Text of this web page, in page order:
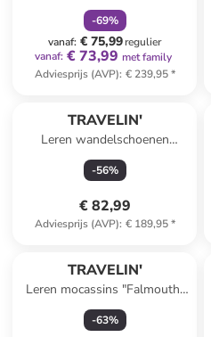
lichtbruin
-69%
vanaf: € 75,99regulier
vanaf: € 73,99 met family
Adviesprijs (AVP): € 239,95*
TRAVELIN'
Leren wandelschoenen
"Praesto" donkerblauw
-56%
€ 82,99
Adviesprijs (AVP): € 189,95*
TRAVELIN'
Leren mocassins "Falmouth"
grijs
-63%